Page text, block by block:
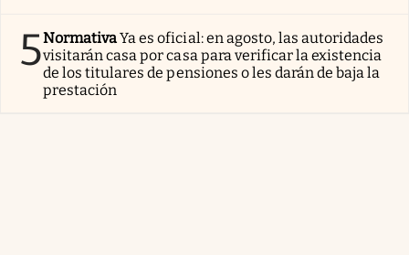
5NormativaYa es oficial: en agosto, las autoridades
visitarán casa por casa para verificar la existencia
de los titulares de pensiones o les darán de baja la
prestación